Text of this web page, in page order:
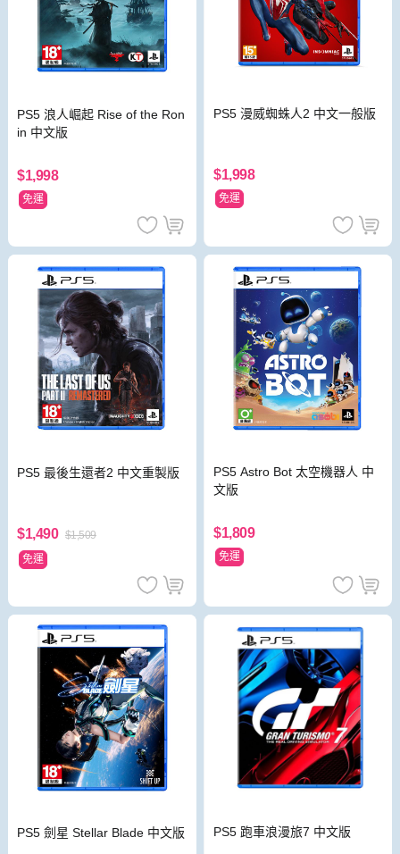
PS5 浪人崛起 Rise of the Ron
in 中文版
$1,998
免運
PS5 漫威蜘蛛人2 中文一般版
$1,998
免運
PS5 最後生還者2 中文重製版
$1,490 $1,509
免運
PS5 Astro Bot 太空機器人 中
文版
$1,809
免運
PS5 劍星 Stellar Blade 中文版 PS5 跑車浪漫旅7 中文版